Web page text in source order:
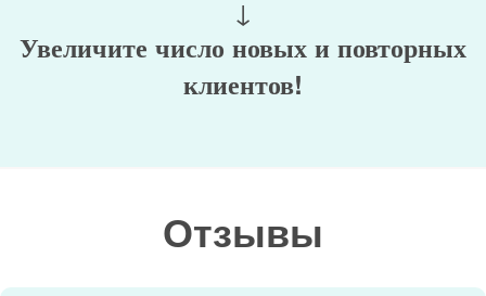
↓
Увеличите число новых и повторных
клиентов!
Отзывы